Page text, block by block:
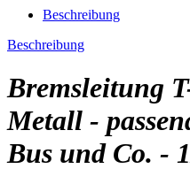
Beschreibung
Beschreibung
Bremsleitung
Metall -
Bus und Co. -